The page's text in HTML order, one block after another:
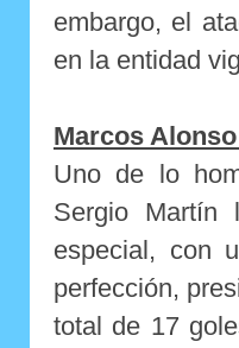
embargo, el
en la entidad
Marcos
Uno de lo
Sergio Martín
especial, con
perfección,
total de 17